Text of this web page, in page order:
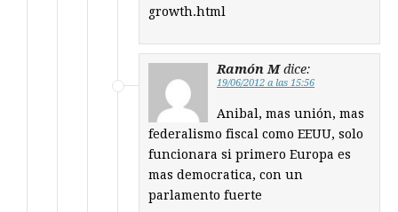
growth.html
Ramón M dice:
19/06/2012 a las 15:56
Anibal, mas unión, mas
federalismo fiscal como EEUU, solo
funcionara si primero Europa es
mas democratica, con un
parlamento fuerte